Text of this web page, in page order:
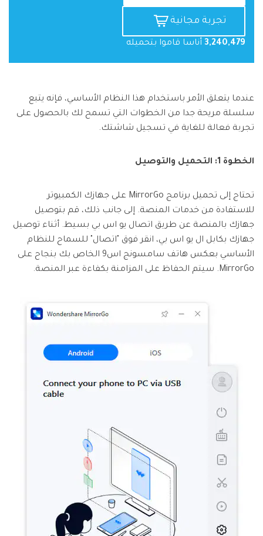
تجربة مجانية
3,240,479 أناسا قاموا بتحميله
عندما يتعلق الأمر باستخدام هذا النظام الأساسي، فإنه يتبع
سلسلة مريحة جدا من الخطوات التي تسمح لك بالحصول على
تجربة فعالة للغاية في تسجيل شاشتك.
الخطوة 1: التحميل والتوصيل
تحتاج إلى تحميل برنامج MirrorGo على جهازك الكمبيوتر
للاستفادة من خدمات المنصة. إلى جانب ذلك، قم بتوصيل
جهازك بالمنصة عن طريق اتصال يو اس بي بسيط. أثناء توصيل
جهازك بكابل ال يو اس بي، انقر فوق "اتصال" للسماح للنظام
الأساسي بعكس هاتف سامسونج اس9 الخاص بك بنجاح على
MirrorGo. سيتم الحفاظ على المزامنة بكفاءة عبر المنصة.